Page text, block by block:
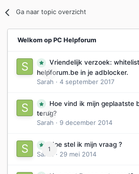
Ga naar topic overzicht
Welkom op PC Helpforum
0
Vriendelijk verzoek:
helpforum.be in je adblocker.
Sarah · 4 september 2017
0
Hoe vind ik mijn geplaatste
terug?
Sarah · 9 december 2014
1
Hoe stel ik mijn vraag ?
Sarah
· 29 mei 2014